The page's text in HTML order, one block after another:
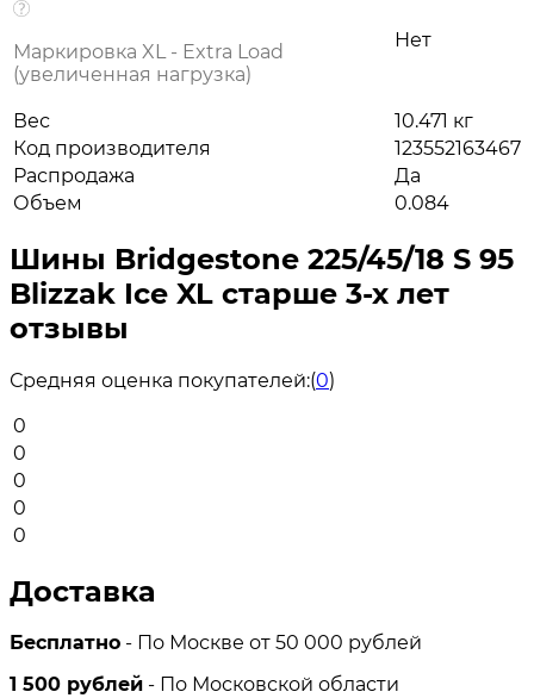
Маркировка XL - Extra Load
(увеличенная нагрузка)
Нет
Вес
10.471 кг
Код производителя
123552163467
Распродажа
Да
Объем
0.084
Шины Bridgestone 225/45/18 S 95
Blizzak Ice XL старше 3-х лет
отзывы
Средняя оценка покупателей:(0)
0
0
0
0
0
Доставка
Бесплатно - По Москве от 50 000 рублей
1 500 рублей - По Московской области